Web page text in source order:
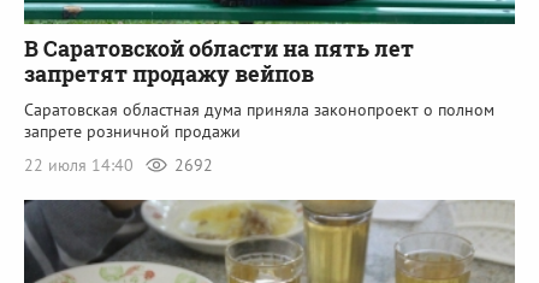
В Саратовской области на пять лет
запретят продажу вейпов
Саратовская областная дума приняла законопроект о полном
запрете розничной продажи
22 июля 14:40
2692